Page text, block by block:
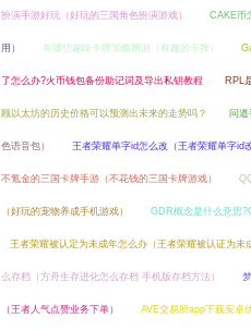
扮演手游好玩（好玩的三国角色扮演游戏） CAKE币
用） 有哪些趣味卡牌策略网游（有趣的卡牌）
了怎么办?火币钱包备份助记词及导出私钥教程 RPL
顾以太坊的历史价格可以预测出未来的走势吗？ 问道
色语音包） 王者荣耀单字id怎么改（王者荣耀单字id
不氪金的三国卡牌手游（不花钱的三国卡牌游戏）
（好玩的宠物养成手机游戏） GDR概念是什么意思
王者荣耀被认定为未成年怎么办（王者荣耀被认证为未
么存档（方舟生存进化怎么存档 手机版存档方法）
（王者人气点赞业务下单） AVE交易所app下载安卓